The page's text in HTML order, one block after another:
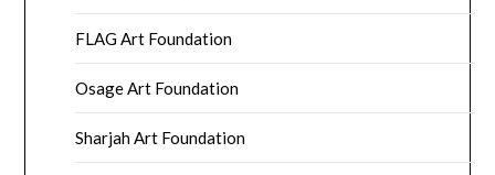
FLAG Art Foundation
Osage Art Foundation
Sharjah Art Foundation